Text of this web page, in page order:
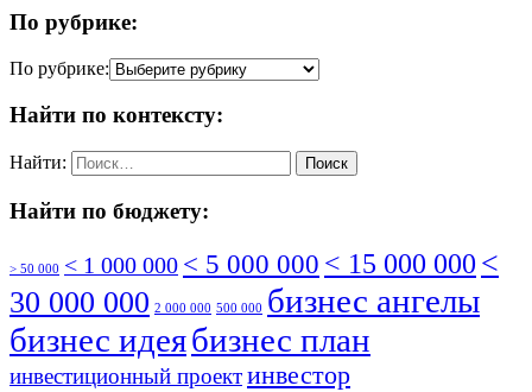
По рубрике:
По рубрике:
Найти по контексту:
Найти:
Найти по бюджету:
> 50 000 < 1 000 000 < 5 000 000 < 15 000 000 <
30 000 000 2 000 000 500 000 бизнес ангелы
бизнес идеябизнес план
инвестиционный проект инвестор